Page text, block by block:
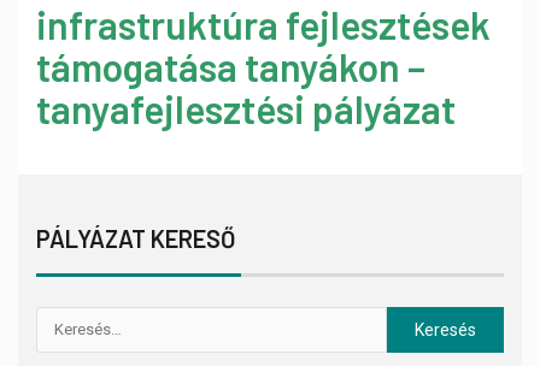
infrastruktúra fejlesztések
támogatása tanyákon –
tanyafejlesztési pályázat
PÁLYÁZAT KERESŐ